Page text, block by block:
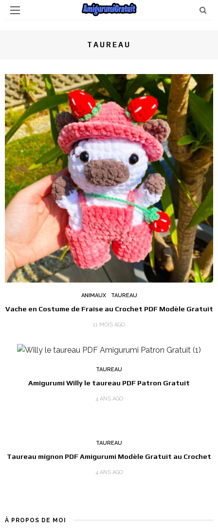
TAUREAU
ANIMAUX TAUREAU
Vache en Costume de Fraise au Crochet PDF Modèle Gratuit
11 MOIS AGO
TAUREAU
Amigurumi Willy le taureau PDF Patron Gratuit
4 ANS AGO
TAUREAU
Taureau mignon PDF Amigurumi Modèle Gratuit au Crochet
4 ANS AGO
À PROPOS DE MOI